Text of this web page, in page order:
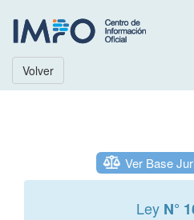
Volver
Ver Base
Ley N°